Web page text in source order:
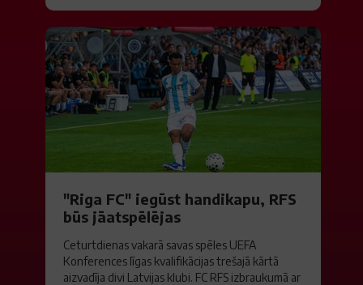
"Riga FC" iegūst handikapu, RFS
būs jāatspēlējas
Ceturtdienas vakarā savas spēles UEFA
Konferences līgas kvalifikācijas trešajā kārtā
aizvadīja divi Latvijas klubi. FC RFS izbraukumā ar